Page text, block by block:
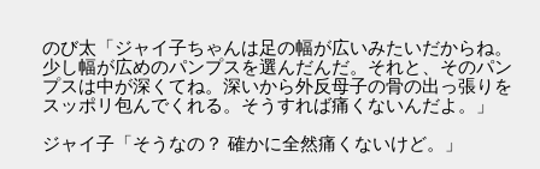
のび太「ジャイ子ちゃんは足の幅が広いみたいだからね。
少し幅が広めのパンプスを選んだんだ。それと、そのパン
プスは中が深くてね。深いから外反母子の骨の出っ張りを
スッポリ包んでくれる。そうすれば痛くないんだよ。」
ジャイ子「そうなの？ 確かに全然痛くないけど。」